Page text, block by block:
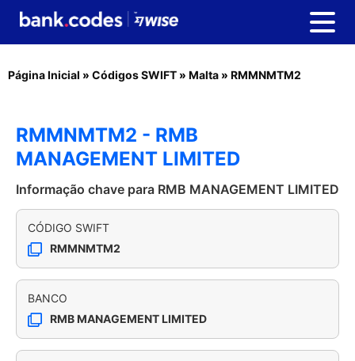
Página Inicial » Códigos SWIFT » Malta » RMMNMTM2
RMMNMTM2 - RMB
MANAGEMENT LIMITED
Informação chave para RMB MANAGEMENT LIMITED
CÓDIGO SWIFT
RMMNMTM2
BANCO
RMB MANAGEMENT LIMITED